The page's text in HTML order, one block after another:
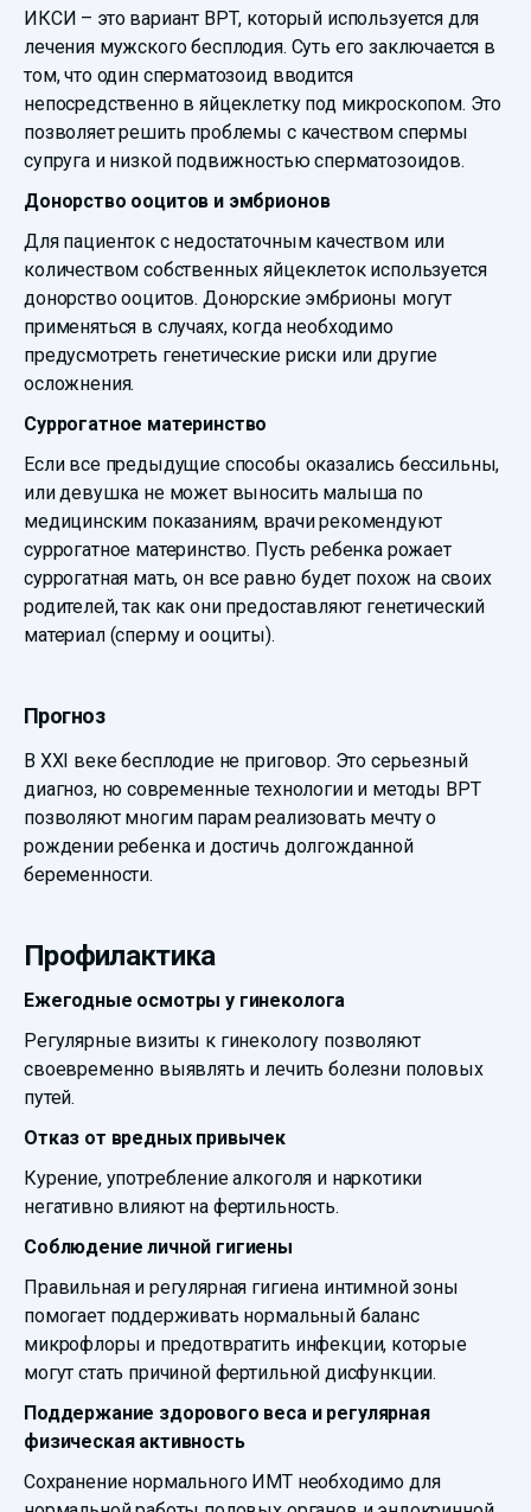
ИКСИ – это вариант ВРТ, который используется для
лечения мужского бесплодия. Суть его заключается в
том, что один сперматозоид вводится
непосредственно в яйцеклетку под микроскопом. Это
позволяет решить проблемы с качеством спермы
супруга и низкой подвижностью сперматозоидов.
Донорство ооцитов и эмбрионов
Для пациенток с недостаточным качеством или
количеством собственных яйцеклеток используется
донорство ооцитов. Донорские эмбрионы могут
применяться в случаях, когда необходимо
предусмотреть генетические риски или другие
осложнения.
Суррогатное материнство
Если все предыдущие способы оказались бессильны,
или девушка не может выносить малыша по
медицинским показаниям, врачи рекомендуют
суррогатное материнство. Пусть ребенка рожает
суррогатная мать, он все равно будет похож на своих
родителей, так как они предоставляют генетический
материал (сперму и ооциты).
Прогноз
В XXI веке бесплодие не приговор. Это серьезный
диагноз, но современные технологии и методы ВРТ
позволяют многим парам реализовать мечту о
рождении ребенка и достичь долгожданной
беременности.
Профилактика
Ежегодные осмотры у гинеколога
Регулярные визиты к гинекологу позволяют
своевременно выявлять и лечить болезни половых
путей.
Отказ от вредных привычек
Курение, употребление алкоголя и наркотики
негативно влияют на фертильность.
Соблюдение личной гигиены
Правильная и регулярная гигиена интимной зоны
помогает поддерживать нормальный баланс
микрофлоры и предотвратить инфекции, которые
могут стать причиной фертильной дисфункции.
Поддержание здорового веса и регулярная
физическая активность
Сохранение нормального ИМТ необходимо для